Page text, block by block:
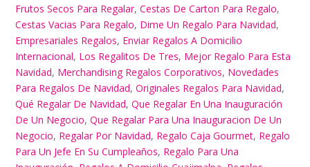
Frutos Secos Para Regalar,Cestas De Carton Para Regalo,
Cestas Vacias Para Regalo, Dime Un Regalo Para Navidad,
Empresariales Regalos, Enviar Regalos A Domicilio
Internacional, Los Regalitos De Tres, Mejor Regalo Para Esta
Navidad, Merchandising Regalos Corporativos, Novedades
Para Regalos De Navidad,Originales Regalos Para Navidad,
Qué Regalar De Navidad,Que Regalar En Una Inauguración
De Un Negocio,Que Regalar Para Una Inauguracion De Un
Negocio, Regalar Por Navidad, Regalo Caja Gourmet, Regalo
Para Un Jefe En Su Cumpleaños, Regalo Para Una